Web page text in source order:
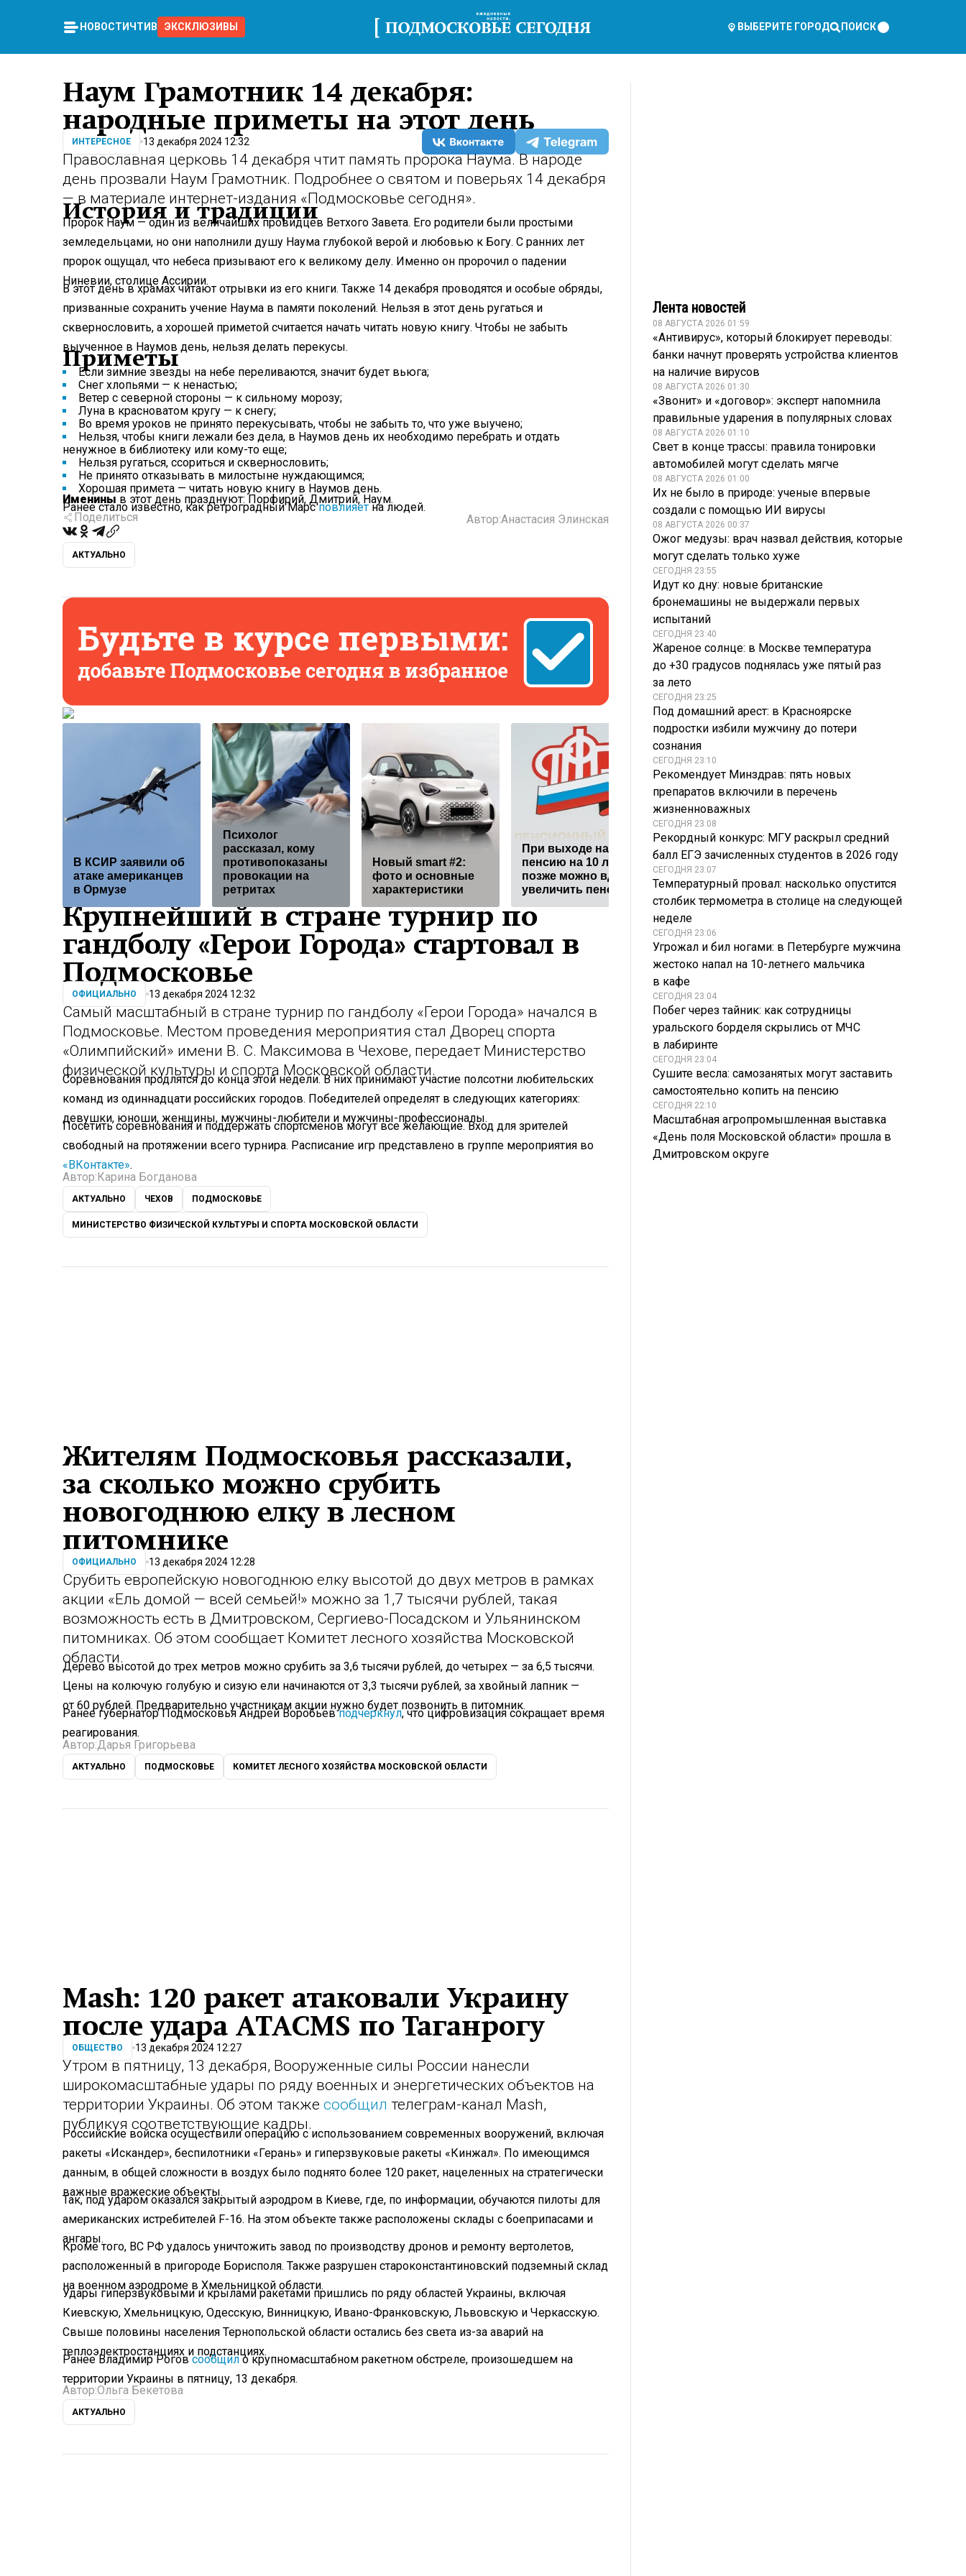
НОВОСТИ ЧТИВО ЭКСКЛЮЗИВЫ ВЫБЕРИТЕ ГОРОД ПОИСК
Наум Грамотник 14 декабря:
народные приметы на этот день
ИНТЕРЕСНОЕ 13 декабря 2024 12:32
Православная церковь 14 декабря чтит память пророка Наума. В народе
день прозвали Наум Грамотник. Подробнее о святом и поверьях 14 декабря
— в материале интернет-издания «Подмосковье сегодня».
История и традиции
Пророк Наум — один из величайших провидцев Ветхого Завета. Его родители были простыми
земледельцами, но они наполнили душу Наума глубокой верой и любовью к Богу. С ранних лет
пророк ощущал, что небеса призывают его к великому делу. Именно он пророчил о падении
Ниневии, столице Ассирии.
В этот день в храмах читают отрывки из его книги. Также 14 декабря проводятся и особые обряды,
призванные сохранить учение Наума в памяти поколений. Нельзя в этот день ругаться и
сквернословить, а хорошей приметой считается начать читать новую книгу. Чтобы не забыть
выученное в Наумов день, нельзя делать перекусы.
Приметы
Если зимние звезды на небе переливаются, значит будет вьюга;
Снег хлопьями — к ненастью;
Ветер с северной стороны — к сильному морозу;
Луна в красноватом кругу — к снегу;
Во время уроков не принято перекусывать, чтобы не забыть то, что уже выучено;
Нельзя, чтобы книги лежали без дела, в Наумов день их необходимо перебрать и отдать
ненужное в библиотеку или кому-то еще;
Нельзя ругаться, ссориться и сквернословить;
Не принято отказывать в милостыне нуждающимся;
Хорошая примета — читать новую книгу в Наумов день.
Именины в этот день празднуют: Порфирий, Дмитрий, Наум.
Ранее стало известно, как ретроградный Марсповлияетна людей.
Поделиться Автор:Анастасия Элинская
АКТУАЛЬНО
В КСИР заявили об
атаке американцев
в Ормузе
Психолог
рассказал, кому
противопоказаны
провокации на
ретритах
Новый smart #2:
фото и основные
характеристики
При выходе на
пенсию на 10 лет
позже можно вдвое
увеличить пенсию
Как лечили
гипертонию в
СССР и как это
делают сейчас
«Все оставили»:
Гуляйполе
Крупнейший в стране турнир по
гандболу «Герои Города» стартовал в
Подмосковье
ОФИЦИАЛЬНО 13 декабря 2024 12:32
Самый масштабный в стране турнир по гандболу «Герои Города» начался в
Подмосковье. Местом проведения мероприятия стал Дворец спорта
«Олимпийский» имени В. С. Максимова в Чехове, передает Министерство
физической культуры и спорта Московской области.
Соревнования продлятся до конца этой недели. В них принимают участие полсотни любительских
команд из одиннадцати российских городов. Победителей определят в следующих категориях:
девушки, юноши, женщины, мужчины-любители и мужчины-профессионалы.
Посетить соревнования и поддержать спортсменов могут все желающие. Вход для зрителей
свободный на протяжении всего турнира. Расписание игр представлено в группе мероприятия во
«ВКонтакте».
Автор: Карина Богданова
АКТУАЛЬНО ЧЕХОВ ПОДМОСКОВЬЕ
МИНИСТЕРСТВО ФИЗИЧЕСКОЙ КУЛЬТУРЫ И СПОРТА МОСКОВСКОЙ ОБЛАСТИ
Жителям Подмосковья рассказали,
за сколько можно срубить
новогоднюю елку в лесном
питомнике
ОФИЦИАЛЬНО 13 декабря 2024 12:28
Срубить европейскую новогоднюю елку высотой до двух метров в рамках
акции «Ель домой — всей семьей!» можно за 1,7 тысячи рублей, такая
возможность есть в Дмитровском, Сергиево-Посадском и Ульянинском
питомниках. Об этом сообщает Комитет лесного хозяйства Московской
области.
Дерево высотой до трех метров можно срубить за 3,6 тысячи рублей, до четырех — за 6,5 тысячи.
Цены на колючую голубую и сизую ели начинаются от 3,3 тысячи рублей, за хвойный лапник —
от 60 рублей. Предварительно участникам акции нужно будет позвонить в питомник.
Ранее губернатор Подмосковья Андрей Воробьевподчеркнул, что цифровизация сокращает время
реагирования.
Автор:Дарья Григорьева
АКТУАЛЬНО ПОДМОСКОВЬЕ КОМИТЕТ ЛЕСНОГО ХОЗЯЙСТВА МОСКОВСКОЙ ОБЛАСТИ
Mash: 120 ракет атаковали Украину
после удара ATACMS по Таганрогу
ОБЩЕСТВО 13 декабря 2024 12:27
Утром в пятницу, 13 декабря, Вооруженные силы России нанесли
широкомасштабные удары по ряду военных и энергетических объектов на
территории Украины. Об этом также сообщил телеграм-канал Mash,
публикуя соответствующие кадры.
Российские войска осуществили операцию с использованием современных вооружений, включая
ракеты «Искандер», беспилотники «Герань» и гиперзвуковые ракеты «Кинжал». По имеющимся
данным, в общей сложности в воздух было поднято более 120 ракет, нацеленных на стратегически
важные вражеские объекты.
Так, под ударом оказался закрытый аэродром в Киеве, где, по информации, обучаются пилоты для
американских истребителей F-16. На этом объекте также расположены склады с боеприпасами и
ангары.
Кроме того, ВС РФ удалось уничтожить завод по производству дронов и ремонту вертолетов,
расположенный в пригороде Борисполя. Также разрушен староконстантиновский подземный склад
на военном аэродроме в Хмельницкой области.
Удары гиперзвуковыми и крылами ракетами пришлись по ряду областей Украины, включая
Киевскую, Хмельницкую, Одесскую, Винницкую, Ивано-Франковскую, Львовскую и Черкасскую.
Свыше половины населения Тернопольской области остались без света из-за аварий на
теплоэлектростанциях и подстанциях.
Ранее Владимир Роговсообщило крупномасштабном ракетном обстреле, произошедшем на
территории Украины в пятницу, 13 декабря.
Автор:Ольга Бекетова
АКТУАЛЬНО
Лента новостей
08 АВГУСТА 2026 01:59
«Антивирус», который блокирует переводы:
банки начнут проверять устройства клиентов
на наличие вирусов
08 АВГУСТА 2026 01:30
«Звонит» и «договор»: эксперт напомнила
правильные ударения в популярных словах
08 АВГУСТА 2026 01:10
Свет в конце трассы: правила тонировки
автомобилей могут сделать мягче
08 АВГУСТА 2026 01:00
Их не было в природе: ученые впервые
создали с помощью ИИ вирусы
08 АВГУСТА 2026 00:37
Ожог медузы: врач назвал действия, которые
могут сделать только хуже
СЕГОДНЯ 23:55
Идут ко дну: новые британские
бронемашины не выдержали первых
испытаний
СЕГОДНЯ 23:40
Жареное солнце: в Москве температура
до +30 градусов поднялась уже пятый раз
за лето
СЕГОДНЯ 23:25
Под домашний арест: в Красноярске
подростки избили мужчину до потери
сознания
СЕГОДНЯ 23:10
Рекомендует Минздрав: пять новых
препаратов включили в перечень
жизненноважных
СЕГОДНЯ 23:08
Рекордный конкурс: МГУ раскрыл средний
балл ЕГЭ зачисленных студентов в 2026 году
СЕГОДНЯ 23:07
Температурный провал: насколько опустится
столбик термометра в столице на следующей
неделе
СЕГОДНЯ 23:06
Угрожал и бил ногами: в Петербурге мужчина
жестоко напал на 10-летнего мальчика
в кафе
СЕГОДНЯ 23:04
Побег через тайник: как сотрудницы
уральского борделя скрылись от МЧС
в лабиринте
СЕГОДНЯ 23:04
Сушите весла: самозанятых могут заставить
самостоятельно копить на пенсию
СЕГОДНЯ 22:10
Масштабная агропромышленная выставка
«День поля Московской области» прошла в
Дмитровском округе